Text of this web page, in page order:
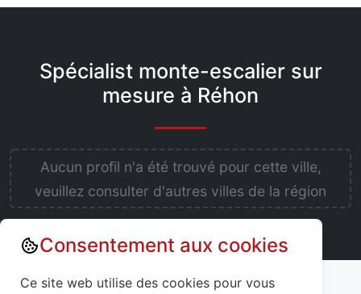
Spécialist monte-escalier sur
mesure à Réhon
Aucun profil n'a été trouvé pour cette ville,
veuillez consulter d'autres villes de la région
Annuaire : Monte escalier
Consentement aux cookies
Ce site web utilise des cookies pour vous